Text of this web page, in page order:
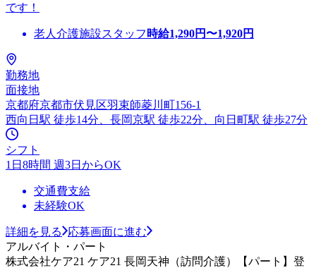
です！
老人介護施設スタッフ 時給1,290円〜1,920円
勤務地
面接地
京都府京都市伏見区羽束師菱川町156-1
西向日駅 徒歩14分、長岡京駅 徒歩22分、向日町駅 徒歩27分
シフト
1日8時間 週3日からOK
交通費支給
未経験OK
詳細を見る
応募画面に進む
アルバイト・パート
株式会社ケア21 ケア21 長岡天神（訪問介護）【パート】登